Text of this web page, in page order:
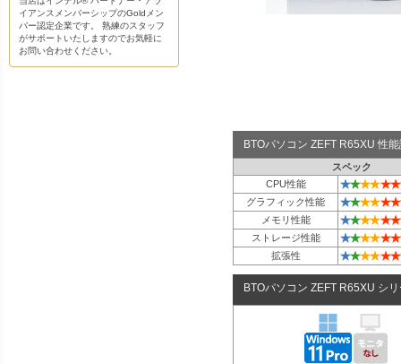
BTOパソコン ZEFT R65XU 性
スペック
CPU性能
★★★★★★
グラフィック性能 ★★★★★★
メモリ性能 ★★★★★★
ストレージ性能 ★★★★★★
拡張性 ★★★★★★
BTOパソコン ZEFT R65XU シ
イアンスメンバーシップのGoldメン
バー認定企業です。 熟練のスタッフ
がサポートいたしますのでお気軽に
お問い合わせください。